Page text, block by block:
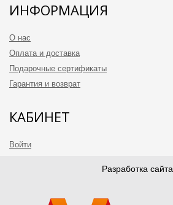
ИНФОРМАЦИЯ
О нас
Оплата и доставка
Подарочные сертификаты
Гарантия и возврат
КАБИНЕТ
Войти
Разработка сайта